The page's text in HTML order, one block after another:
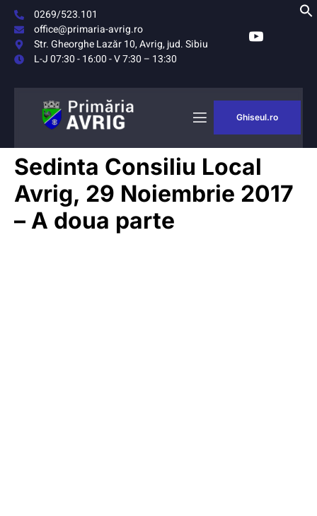
0269/523.101
office@primaria-avrig.ro
Str. Gheorghe Lazăr 10, Avrig, jud. Sibiu
L-J 07:30 - 16:00 - V 7:30 – 13:30
Ghiseul.ro
Sedinta Consiliu Local
Avrig, 29 Noiembrie 2017
– A doua parte